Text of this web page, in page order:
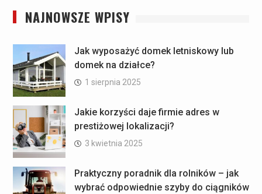
NAJNOWSZE WPISY
Jak wyposażyć domek letniskowy lub
domek na działce?
1 sierpnia 2025
Jakie korzyści daje firmie adres w
prestiżowej lokalizacji?
3 kwietnia 2025
Praktyczny poradnik dla rolników – jak
wybrać odpowiednie szyby do ciągników